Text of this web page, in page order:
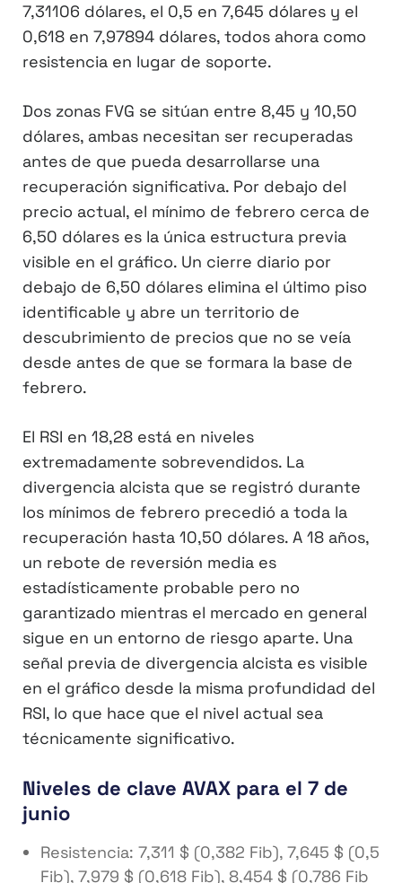
7,31106 dólares, el 0,5 en 7,645 dólares y el
0,618 en 7,97894 dólares, todos ahora como
resistencia en lugar de soporte.
Dos zonas FVG se sitúan entre 8,45 y 10,50
dólares, ambas necesitan ser recuperadas
antes de que pueda desarrollarse una
recuperación significativa. Por debajo del
precio actual, el mínimo de febrero cerca de
6,50 dólares es la única estructura previa
visible en el gráfico. Un cierre diario por
debajo de 6,50 dólares elimina el último piso
identificable y abre un territorio de
descubrimiento de precios que no se veía
desde antes de que se formara la base de
febrero.
El RSI en 18,28 está en niveles
extremadamente sobrevendidos. La
divergencia alcista que se registró durante
los mínimos de febrero precedió a toda la
recuperación hasta 10,50 dólares. A 18 años,
un rebote de reversión media es
estadísticamente probable pero no
garantizado mientras el mercado en general
sigue en un entorno de riesgo aparte. Una
señal previa de divergencia alcista es visible
en el gráfico desde la misma profundidad del
RSI, lo que hace que el nivel actual sea
técnicamente significativo.
Niveles de clave AVAX para el 7 de
junio
Resistencia: 7,311 $ (0,382 Fib), 7,645 $ (0,5
Fib), 7,979 $ (0,618 Fib), 8,454 $ (0,786 Fib